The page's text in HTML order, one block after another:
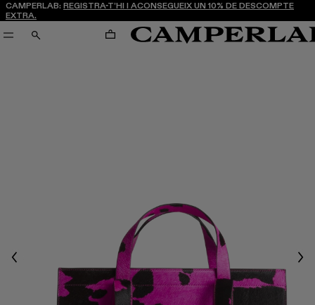
CAMPERLAB: REGISTRA-T’HI I ACONSEGUEIX UN 10% DE DESCOMPTE
EXTRA.
CERCA CARRO
Previous